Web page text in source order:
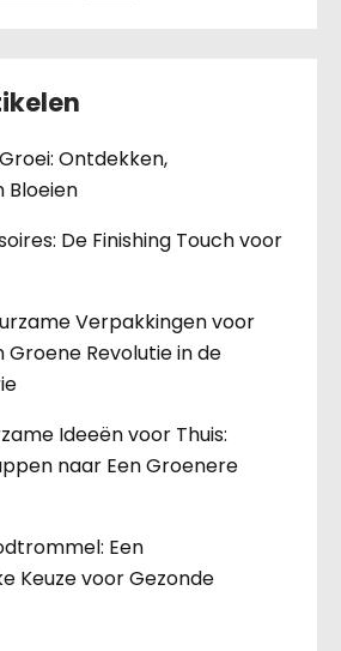
Ontdekken,
Bloeien
De Finishing Touch voor
Verpakkingen voor
Groene Revolutie in de
Ideeën voor Thuis:
naar Een Groenere
Een
Keuze voor Gezonde